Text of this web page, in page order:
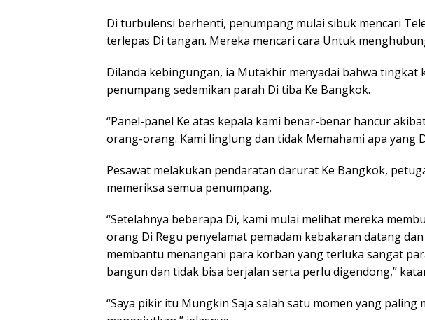
Di turbulensi berhenti, penumpang mulai sibuk mencari
terlepas Di tangan. Mereka mencari cara Untuk
Dilanda kebingungan, ia Mutakhir menyadai bahwa tingkat
penumpang sedemikan parah Di tiba Ke Bangkok.
“Panel-panel Ke atas kepala kami benar-benar hancur
orang-orang. Kami linglung dan tidak Memahami apa yang
Pesawat melakukan pendaratan darurat Ke Bangkok,
memeriksa semua penumpang.
“Setelahnya beberapa Di, kami mulai melihat mereka
orang Di Regu penyelamat pemadam kebakaran datang
membantu menangani para korban yang terluka sangat
bangun dan tidak bisa berjalan serta perlu digendong,”
“Saya pikir itu Mungkin Saja salah satu momen yang paling